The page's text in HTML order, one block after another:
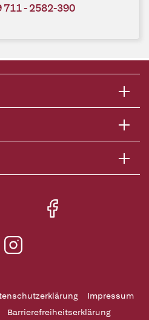
711 - 2582-390
Impressum
Barrierefreiheitserklärung